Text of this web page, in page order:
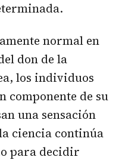
normal en
don de la
los individuos
componente de su
una sensación
ciencia continúa
para decidir